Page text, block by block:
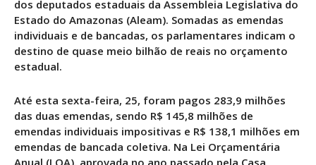
dos deputados estaduais da Assembleia Legislativa do
Estado do Amazonas (Aleam). Somadas as emendas
individuais e de bancadas, os parlamentares indicam o
destino de quase meio bilhão de reais no orçamento
estadual.
Até esta sexta-feira, 25, foram pagos 283,9 milhões
das duas emendas, sendo R$ 145,8 milhões de
emendas individuais impositivas e R$ 138,1 milhões em
emendas de bancada coletiva. Na Lei Orçamentária
Anual (LOA), aprovada no ano passado pela Casa